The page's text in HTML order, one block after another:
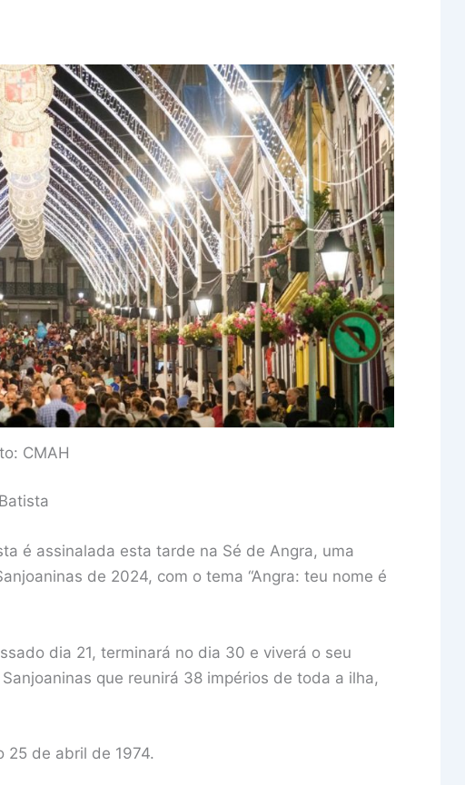
CMAH
é assinalada esta tarde na Sé de Angra, uma
de 2024, com o tema “Angra: teu nome é
dia 21, terminará no dia 30 e viverá o seu
que reunirá 38 impérios de toda a ilha,
25 de abril de 1974.